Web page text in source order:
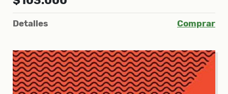
Detalles Comprar